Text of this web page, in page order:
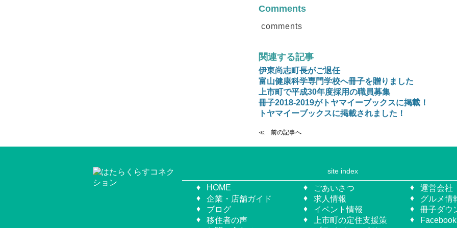
Comments
comments
関連する記事
伊東尚志町長がご退任
富山健康科学専門学校へ冊子を贈りました
上市町で平成30年度採用の職員募集
冊子2018-2019がトヤマイーブックスに掲載！
トヤマイーブックスに掲載されました！
≪ 前の記事へ
site index
HOME ごあいさつ
運営会社
企業・店舗ガイド
求人情報
グルメ情
ブログ
イベント情報
冊子ダウ
移住者の声
上市町の定住支援策